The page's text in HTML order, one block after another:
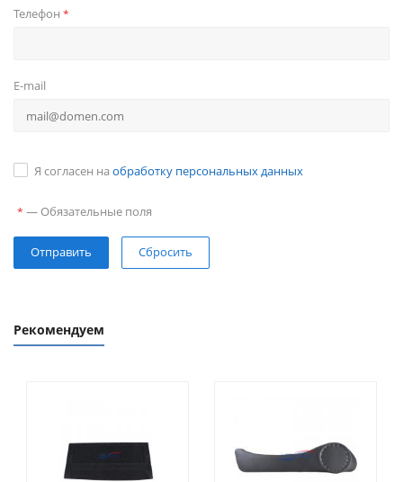
Телефон *
E-mail
Я согласен на обработку персональных данных
* — Обязательные поля
Сбросить
Рекомендуем